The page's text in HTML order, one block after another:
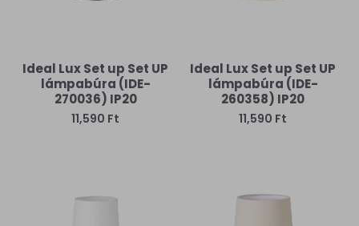
Ideal Lux Set up Set UP
lámpabúra (IDE-
270036) IP20
11,590 Ft
Ideal Lux Set up Set UP
lámpabúra (IDE-
260358) IP20
11,590 Ft